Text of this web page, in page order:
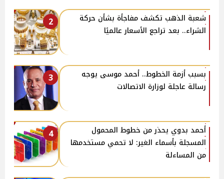
2
شعبة الذهب تكشف مفاجأة بشأن حركة
الشراء.. بعد تراجع الأسعار عالميًا
3
بسبب أزمة الخطوط.. أحمد موسى يوجه
رسالة عاجلة لوزارة الاتصالات
4
أحمد بدوي يحذر من خطوط المحمول
المسجلة بأسماء الغير: لا تحمي مستخدمها
من المساءلة